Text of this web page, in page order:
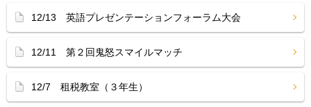
12/13 英語プレゼンテーションフォーラム大会
12/11 第２回鬼怒スマイルマッチ
12/7 租税教室（３年生）